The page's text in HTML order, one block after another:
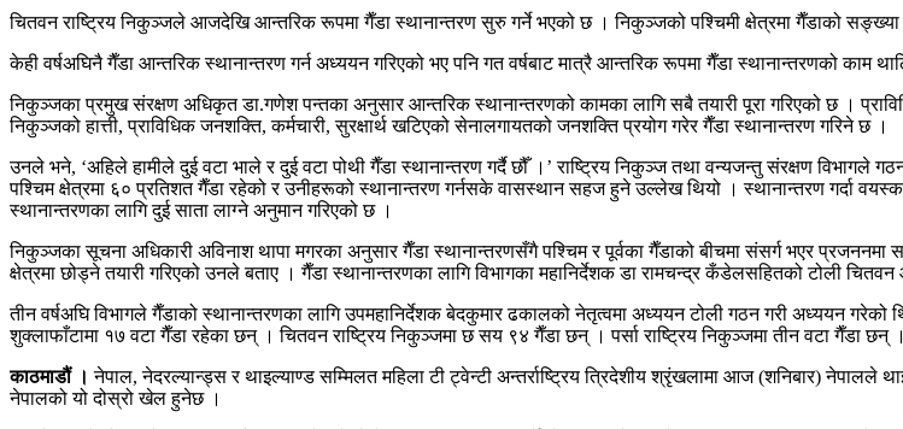
चितवन राष्ट्रिय निकुञ्जले आजदेखि आन्तरिक रूपमा गैँडा स्थानान्तरण सुरु गर्ने भएको छ । निकुञ्जको पश्चिमी क्षेत्रमा गैँडाको सङ्ख्या
केही वर्षअघिनै गैँडा आन्तरिक स्थानान्तरण गर्न अध्ययन गरिएको भए पनि गत वर्षबाट मात्रै आन्तरिक रूपमा गैँडा स्थानान्तरणको काम
निकुञ्जका प्रमुख संरक्षण अधिकृत डा.गणेश पन्तका अनुसार आन्तरिक स्थानान्तरणको कामका लागि सबै तयारी पूरा गरिएको छ ।
निकुञ्जको हात्ती, प्राविधिक जनशक्ति, कर्मचारी, सुरक्षार्थ खटिएको सेनालगायतको जनशक्ति प्रयोग गरेर गैँडा स्थानान्तरण गरिने छ ।
उनले भने, ‘अहिले हामीले दुई वटा भाले र दुई वटा पोथी गैँडा स्थानान्तरण गर्दै छौँ ।’ राष्ट्रिय निकुञ्ज तथा वन्यजन्तु संरक्षण विभागले
पश्चिम क्षेत्रमा ६० प्रतिशत गैँडा रहेको र उनीहरूको स्थानान्तरण गर्नसके वासस्थान सहज हुने उल्लेख थियो । स्थानान्तरण गर्दा
स्थानान्तरणका लागि दुई साता लाग्ने अनुमान गरिएको छ ।
निकुञ्जका सूचना अधिकारी अविनाश थापा मगरका अनुसार गैँडा स्थानान्तरणसँगै पश्चिम र पूर्वका गैँडाको बीचमा संसर्ग भएर प्रजननमा
क्षेत्रमा छोड्ने तयारी गरिएको उनले बताए । गैँडा स्थानान्तरणका लागि विभागका महानिर्देशक डा रामचन्द्र कँडेलसहितको टोली
तीन वर्षअघि विभागले गैँडाको स्थानान्तरणका लागि उपमहानिर्देशक बेदकुमार ढकालको नेतृत्वमा अध्ययन टोली गठन गरी अध्ययन
शुक्लाफाँटामा १७ वटा गैँडा रहेका छन् । चितवन राष्ट्रिय निकुञ्जमा छ सय ९४ गैँडा छन् । पर्सा राष्ट्रिय निकुञ्जमा तीन वटा गैँडा छन् ।
काठमाडौं ।नेपाल, नेदरल्यान्ड्स र थाइल्याण्ड सम्मिलत महिला टी ट्वेन्टी अन्तर्राष्ट्रिय त्रिदेशीय श्रृंखलामा आज (शनिबार)
नेपालको यो दोस्रो खेल हुनेछ ।